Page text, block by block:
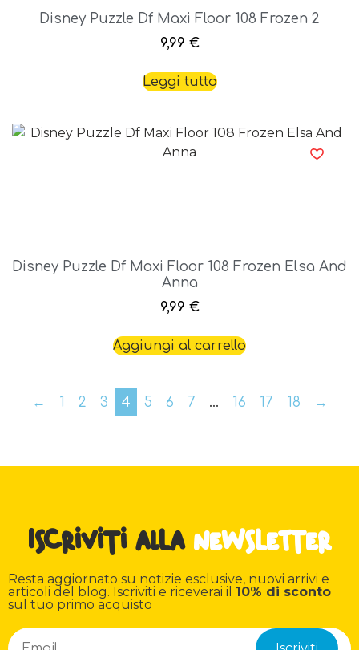
Disney Puzzle Df Maxi Floor 108 Frozen 2
9,99 €
Leggi tutto
Disney Puzzle Df Maxi Floor 108 Frozen Elsa And
Anna
9,99 €
Aggiungi al carrello
← 1 2 3 4 5 6 7 … 16 17 18 →
Iscriviti alla newsletter
Resta aggiornato su notizie esclusive, nuovi arrivi e
articoli del blog. Iscriviti e riceverai il 10% di sconto
sul tuo primo acquisto